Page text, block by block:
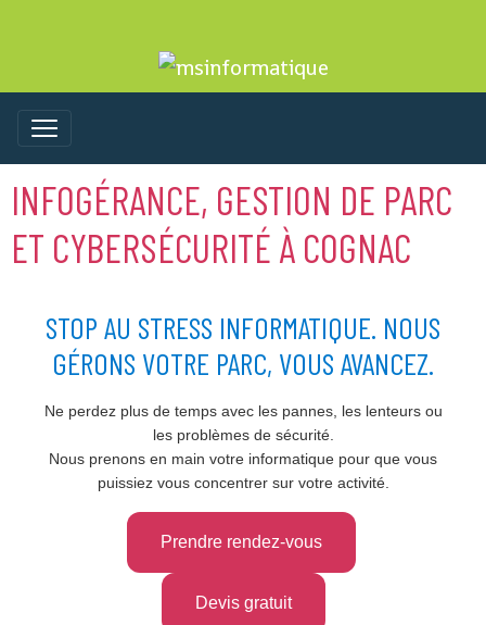
INFOGÉRANCE, GESTION DE PARC
ET CYBERSÉCURITÉ À COGNAC
STOP AU STRESS INFORMATIQUE. NOUS
GÉRONS VOTRE PARC, VOUS AVANCEZ.
Ne perdez plus de temps avec les pannes, les lenteurs ou
les problèmes de sécurité.
Nous prenons en main votre informatique pour que vous
puissiez vous concentrer sur votre activité.
Prendre rendez-vous
Devis gratuit